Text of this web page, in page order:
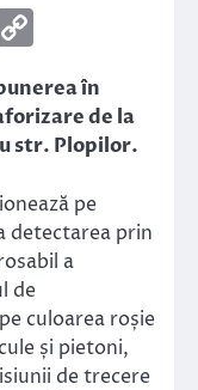
Linkîn
de la
str. Plopilor.
pe
detectarea prin
a
de
culoarea roșie
și pietoni,
de trecere